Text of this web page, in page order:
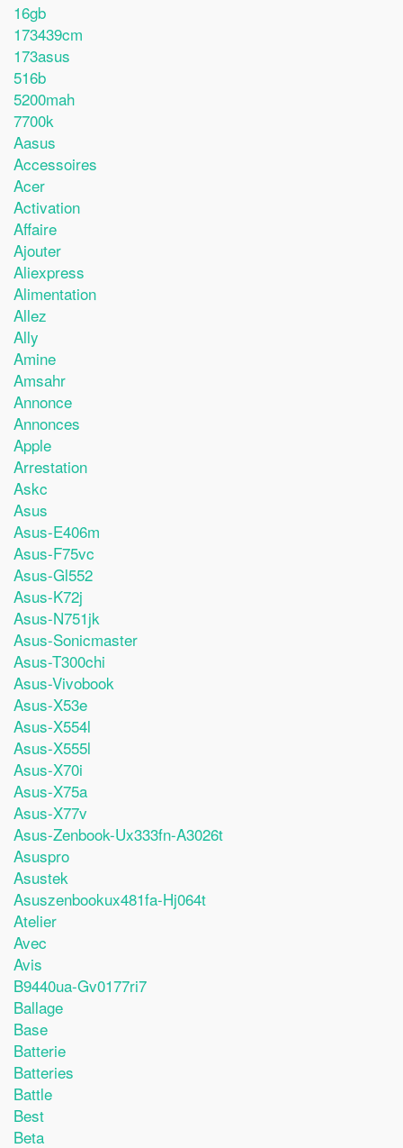
16gb
173439cm
173asus
516b
5200mah
7700k
Aasus
Accessoires
Acer
Activation
Affaire
Ajouter
Aliexpress
Alimentation
Allez
Ally
Amine
Amsahr
Annonce
Annonces
Apple
Arrestation
Askc
Asus
Asus-E406m
Asus-F75vc
Asus-Gl552
Asus-K72j
Asus-N751jk
Asus-Sonicmaster
Asus-T300chi
Asus-Vivobook
Asus-X53e
Asus-X554l
Asus-X555l
Asus-X70i
Asus-X75a
Asus-X77v
Asus-Zenbook-Ux333fn-A3026t
Asuspro
Asustek
Asuszenbookux481fa-Hj064t
Atelier
Avec
Avis
B9440ua-Gv0177ri7
Ballage
Base
Batterie
Batteries
Battle
Best
Beta